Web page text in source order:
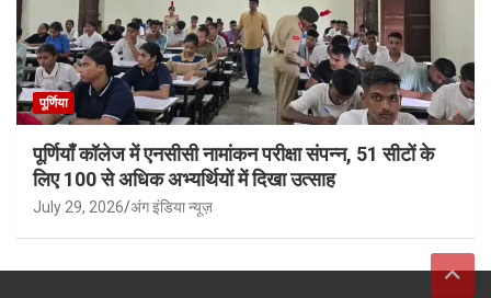
पूर्णिया
पूर्णियाँ कॉलेज में एनसीसी नामांकन परीक्षा संपन्न, 51 सीटों के
लिए 100 से अधिक अभ्यर्थियों में दिखा उत्साह
July 29, 2026 अंग इंडिया न्यूज़